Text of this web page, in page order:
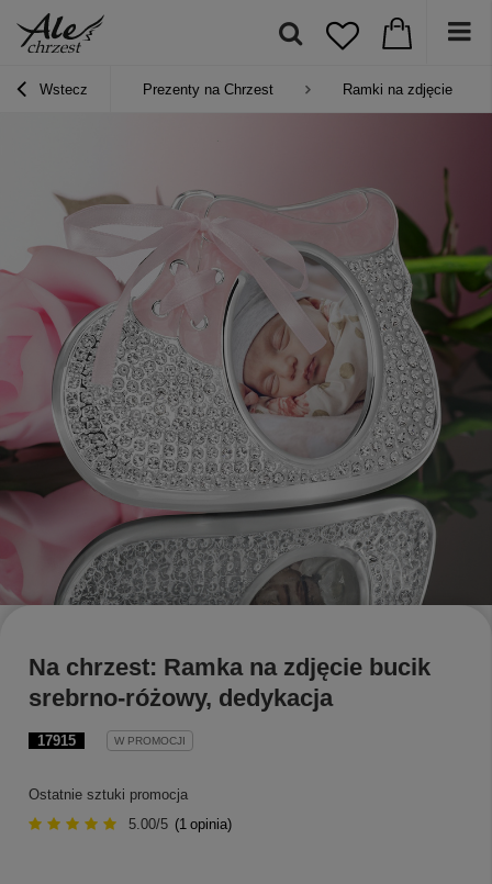
Wstecz Prezenty na Chrzest Ramki na zdjęcie
17915 W PROMOCJI
Na chrzest: Ramka na zdjęcie bucik
srebrno-różowy, dedykacja
Ostatnie sztuki promocja
5.00/5 (1 opinia)